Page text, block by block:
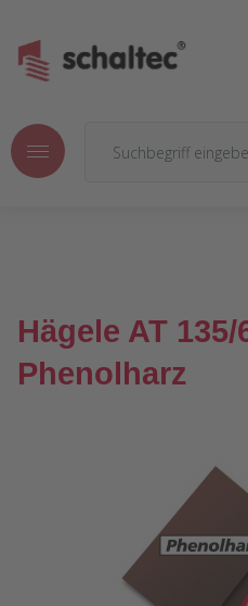
Hägele AT
Phenolharz
Bildergalerie überspringen